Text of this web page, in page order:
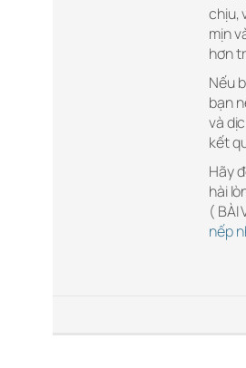
chịu,
mịn
hơn
Nếu
bạn
và
kết
Hãy
hài
( BÀI
nếp